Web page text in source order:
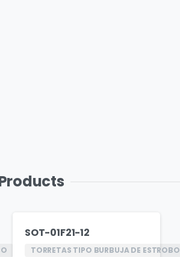
SOT-01F21-12
TORRETAS TIPO BURBUJA DE ESTROBO